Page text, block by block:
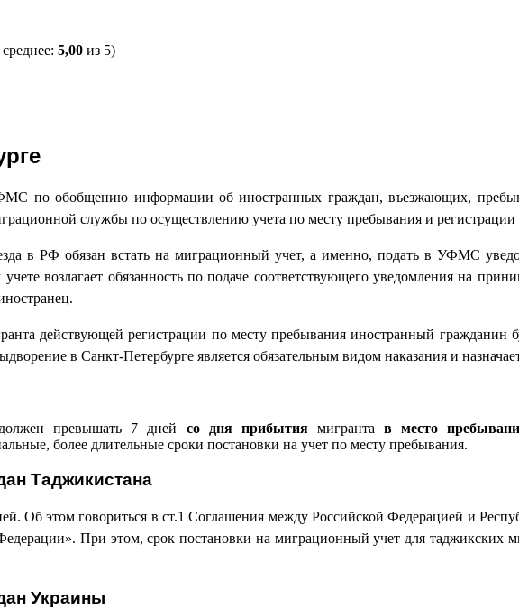
5,00 из 5)
по обобщению информации об иностранных граждан, въезжающих,
службы по осуществлению учета по месту пребывания и
в РФ обязан встать на миграционный учет, а именно, подать в УФМС
возлагает обязанность по подаче соответствующего уведомления на
действующей регистрации по месту пребывания иностранный гражданин
в Санкт-Петербурге является обязательным видом наказания и
превышать 7 дней со дня прибытиямигрантав место
более длительные сроки постановки на учет по месту пребывания.
Таджикистана
Об этом говориться в ст.1 Соглашения между Российской Федерацией и
При этом, срок постановки на миграционный учет для таджикских
Украины